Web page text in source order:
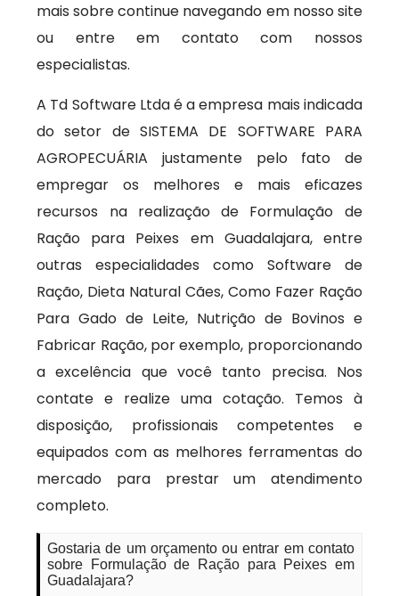
mais sobre continue navegando em nosso site
ou entre em contato com nossos
especialistas.
A Td Software Ltda é a empresa mais indicada
do setor de SISTEMA DE SOFTWARE PARA
AGROPECUÁRIA justamente pelo fato de
empregar os melhores e mais eficazes
recursos na realização de Formulação de
Ração para Peixes em Guadalajara, entre
outras especialidades como Software de
Ração, Dieta Natural Cães, Como Fazer Ração
Para Gado de Leite, Nutrição de Bovinos e
Fabricar Ração, por exemplo, proporcionando
a excelência que você tanto precisa. Nos
contate e realize uma cotação. Temos à
disposição, profissionais competentes e
equipados com as melhores ferramentas do
mercado para prestar um atendimento
completo.
Gostaria de um orçamento ou entrar em contato
sobre Formulação de Ração para Peixes em
Guadalajara?